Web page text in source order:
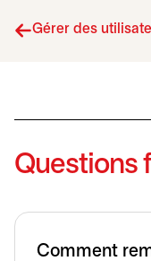
Gérer des
Questions
Comment